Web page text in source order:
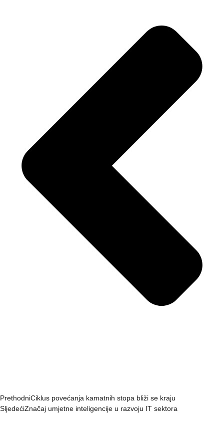
PrethodniCiklus povećanja kamatnih stopa bliži se kraju
SljedećiZnačaj umjetne inteligencije u razvoju IT sektora